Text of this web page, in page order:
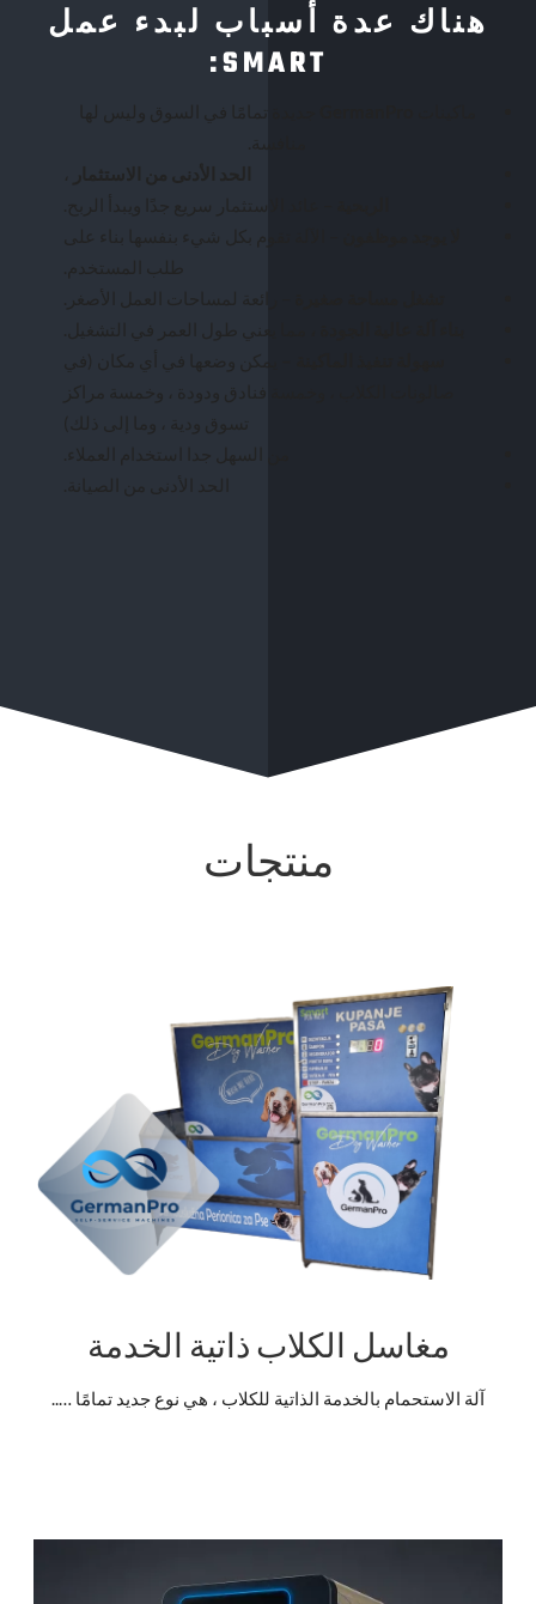
هناك عدة أسباب لبدء عمل
SMART:
جديدة تمامًا في السوق وليس لها
الحد الأدنى من الاستثمار
– عائد الاستثمار سريع جدًا ويبدأ الربح.
– الآلة تقوم بكل شيء بنفسها بناء على
طلب المستخدم.
– رائعة لمساحات العمل الأصغر.
مما يعني طول العمر في التشغيل.
يمكن وضعها في أي مكان (في
صالونات الكلاب ، وخمسة فنادق ودودة ، وخمسة مراكز
تسوق ودية ، وما إلى ذلك)
من السهل جدا استخدام العملاء.
الحد الأدنى من الصيانة.
منتجات
مغاسل الكلاب ذاتية الخدمة
آلة الاستحمام بالخدمة الذاتية للكلاب ، هي نوع جديد تمامًا …..